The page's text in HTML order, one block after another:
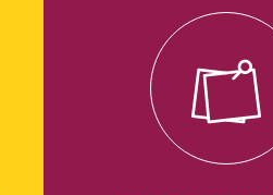
È stato approvato dal CdM
ossia lo strumento
governo del cambiamento
smantellare il Jobs Act
mondo del lavoro relegando
Costituzione ai